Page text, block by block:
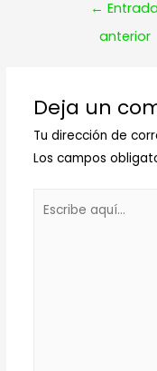
← Entrada
anterior
Deja un
Tu dirección de
Los campos